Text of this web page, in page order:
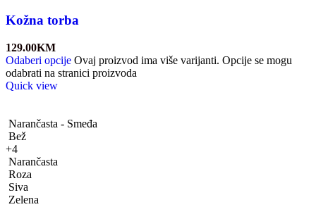
Kožna torba
129.00KM
Odaberi opcije Ovaj proizvod ima više varijanti. Opcije se mogu
odabrati na stranici proizvoda
Quick view
Narančasta - Smeđa
Bež
+4
Narančasta
Roza
Siva
Zelena